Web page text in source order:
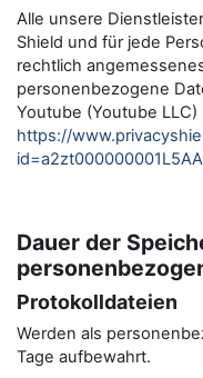
Alle unsere
Shield und für jede
rechtlich
personenbezogene
Youtube (Youtube LLC)
https://
Dauer der
Protokolldateien
Werden als
Tage aufbewahrt.